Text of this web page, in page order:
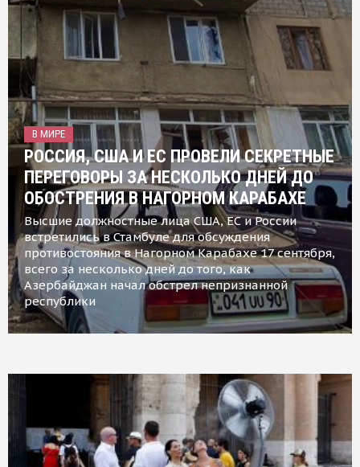
В МИРЕ
РОССИЯ, США И ЕС ПРОВЕЛИ СЕКРЕТНЫЕ
ПЕРЕГОВОРЫ ЗА НЕСКОЛЬКО ДНЕЙ ДО
ОБОСТРЕНИЯ В НАГОРНОМ КАРАБАХЕ
Высшие должностные лица США, ЕС и России
встретились в Стамбуле для обсуждения
противостояния в Нагорном Карабахе 17 сентября,
всего за несколько дней до того, как
Азербайджан начал обстрел непризнанной
республики